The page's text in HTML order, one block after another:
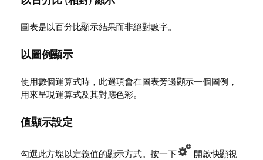
圖表是以百分比顯示結果而非絕對數字。
以圖例顯示
使用數個運算式時，此選項會在圖表旁邊顯示一個圖例，
用來呈現運算式及其對應色彩。
值顯示設定
勾選此方塊以定義值的顯示方式。按一下
開啟快顯視